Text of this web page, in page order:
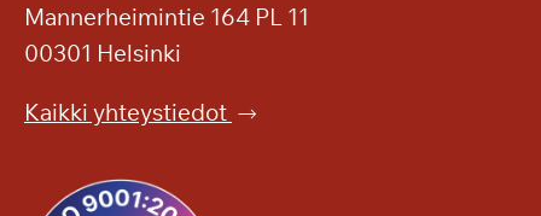
Mannerheimintie 164 PL 11
00301 Helsinki
Kaikki yhteystiedot